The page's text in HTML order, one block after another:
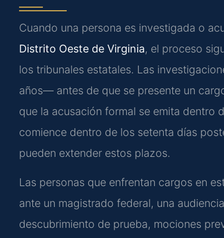
Cuando una persona es investigada o
Distrito Oeste de Virginia, el proceso
los tribunales estatales. Las
años— antes de que se presente un
que la acusación formal se emita dentro
comience dentro de los setenta días
pueden extender estos plazos.
Las personas que enfrentan cargos en
ante un magistrado federal, una
descubrimiento de prueba, mociones